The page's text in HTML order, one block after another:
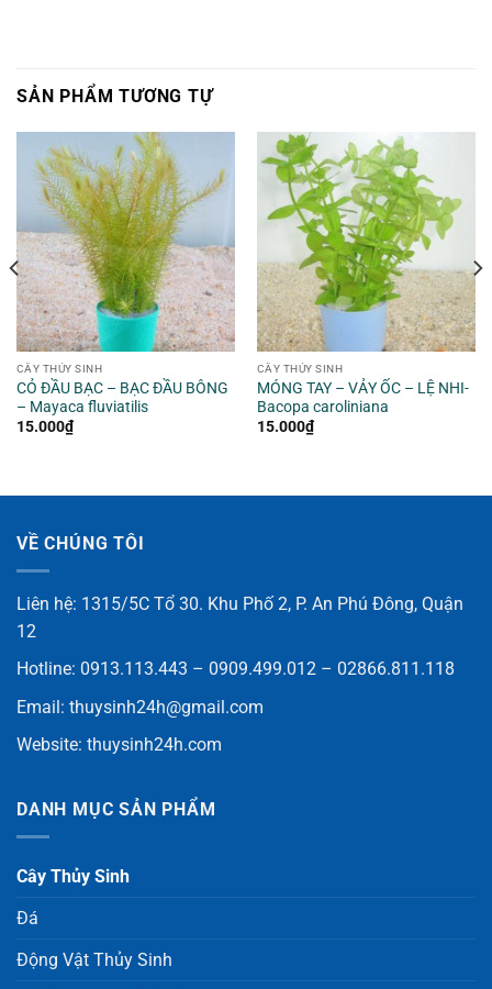
SẢN PHẨM TƯƠNG TỰ
CÂY THỦY SINH
CỎ ĐẦU BẠC – BẠC ĐẦU BÔNG
– Mayaca fluviatilis
15.000₫
CÂY THỦY SINH
MÓNG TAY – VẢY ỐC – LỆ NHI-
Bacopa caroliniana
15.000₫
VỀ CHÚNG TÔI
Liên hệ: 1315/5C Tổ 30. Khu Phố 2, P. An Phú Đông, Quận
12
Hotline: 0913.113.443 – 0909.499.012 – 02866.811.118
Email: thuysinh24h@gmail.com
Website: thuysinh24h.com
DANH MỤC SẢN PHẨM
Cây Thủy Sinh
Đá
Động Vật Thủy Sinh